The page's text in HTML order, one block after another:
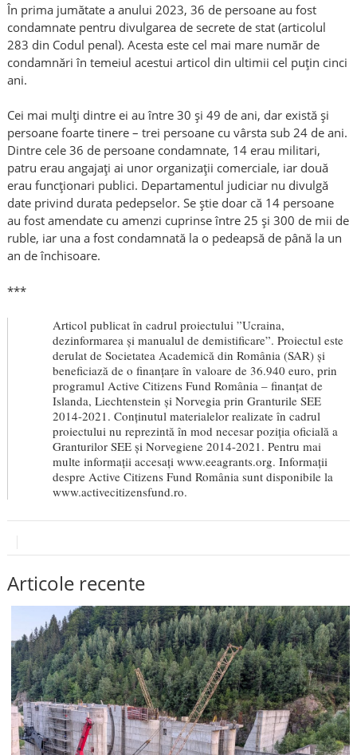
În prima jumătate a anului 2023, 36 de persoane au fost
condamnate pentru divulgarea de secrete de stat (articolul
283 din Codul penal). Acesta este cel mai mare număr de
condamnări în temeiul acestui articol din ultimii cel puțin cinci
ani.
Cei mai mulți dintre ei au între 30 și 49 de ani, dar există și
persoane foarte tinere – trei persoane cu vârsta sub 24 de ani.
Dintre cele 36 de persoane condamnate, 14 erau militari,
patru erau angajați ai unor organizații comerciale, iar două
erau funcționari publici. Departamentul judiciar nu divulgă
date privind durata pedepselor. Se știe doar că 14 persoane
au fost amendate cu amenzi cuprinse între 25 și 300 de mii de
ruble, iar una a fost condamnată la o pedeapsă de până la un
an de închisoare.
***
Articol publicat în cadrul proiectului ”Ucraina,
dezinformarea și manualul de demistificare”. Proiectul este
derulat de Societatea Academică din România (SAR) și
beneficiază de o finanțare în valoare de 36.940 euro, prin
programul Active Citizens Fund România – finanțat de
Islanda, Liechtenstein și Norvegia prin Granturile SEE
2014-2021. Conținutul materialelor realizate în cadrul
proiectului nu reprezintă în mod necesar poziția oficială a
Granturilor SEE și Norvegiene 2014-2021. Pentru mai
multe informații accesați www.eeagrants.org. Informații
despre Active Citizens Fund România sunt disponibile la
www.activecitizensfund.ro.
Articole recente